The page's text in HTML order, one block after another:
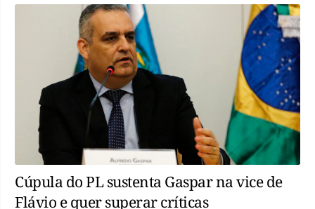
Cúpula do PL sustenta Gaspar na vice de
Flávio e quer superar críticas